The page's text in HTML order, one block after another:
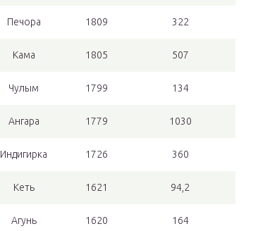
Печора 1809 322
Кама 1805 507
Чулым 1799 134
Ангара 1779 1030
Индигирка 1726 360
Кеть 1621 94,2
Агунь 1620 164